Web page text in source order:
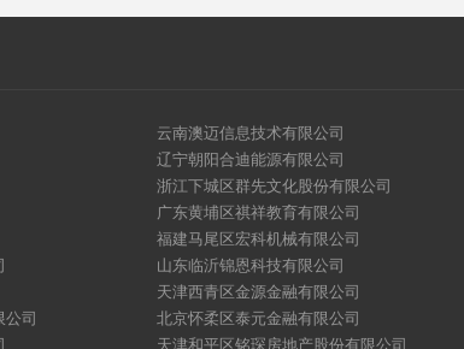
云南澳迈信息技术有限公司
辽宁朝阳合迪能源有限公司
浙江下城区群先文化股份有限公司
广东黄埔区祺祥教育有限公司
福建马尾区宏科机械有限公司
山东临沂锦恩科技有限公司
天津西青区金源金融有限公司
司
北京怀柔区泰元金融有限公司
天津和平区铭琛房地产股份有限公司